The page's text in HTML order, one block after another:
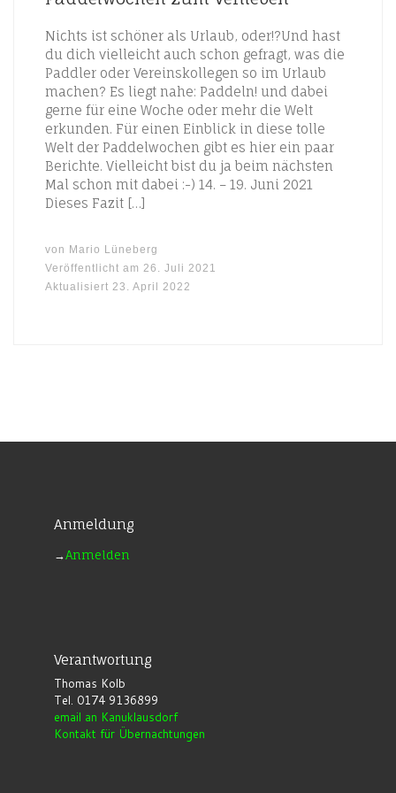
Nichts ist schöner als Urlaub, oder!?Und hast
du dich vielleicht auch schon gefragt, was die
Paddler oder Vereinskollegen so im Urlaub
machen? Es liegt nahe: Paddeln! und dabei
gerne für eine Woche oder mehr die Welt
erkunden. Für einen Einblick in diese tolle
Welt der Paddelwochen gibt es hier ein paar
Berichte. Vielleicht bist du ja beim nächsten
Mal schon mit dabei :-) 14. – 19. Juni 2021
Dieses Fazit […]
von Mario Lüneberg
Veröffentlicht am26. Juli 2021
Aktualisiert23. April 2022
Anmeldung
→Anmelden
Verantwortung
Thomas Kolb
Tel. 0174 9136899
email an Kanuklausdorf
Kontakt für Übernachtungen